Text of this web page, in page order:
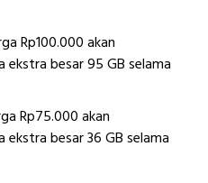
Rp100.000 akan
besar 95 GB selama
Rp75.000 akan
besar 36 GB selama